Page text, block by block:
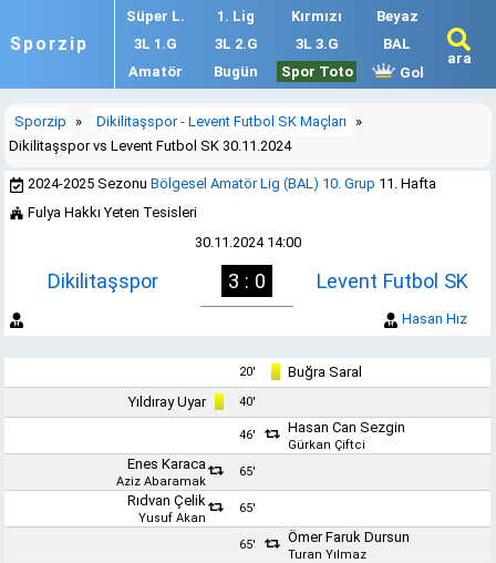
Sporzip
Süper L. 1. Lig Kırmızı
Beyaz
3L 1.G
3L 2.G 3L 3.G
BAL
Amatör
Bugün Spor Toto Gol
ara
Sporzip » Dikilitaşspor - Levent Futbol SK Maçları
»
Dikilitaşspor vs Levent Futbol SK 30.11.2024
2024-2025 SezonuBölgesel Amatör Lig (BAL) 10. Grup 11. Hafta
Fulya Hakkı Yeten Tesisleri
30.11.2024 14:00
Dikilitaşspor 3 : 0 Levent Futbol SK
Hasan Hız
20'
Buğra Saral
Yıldıray Uyar
40'
46' Hasan Can Sezgin
Gürkan Çiftci
Enes Karaca
Aziz Abaramak
65'
Rıdvan Çelik
Yusuf Akan
65'
65' Ömer Faruk Dursun
Turan Yılmaz